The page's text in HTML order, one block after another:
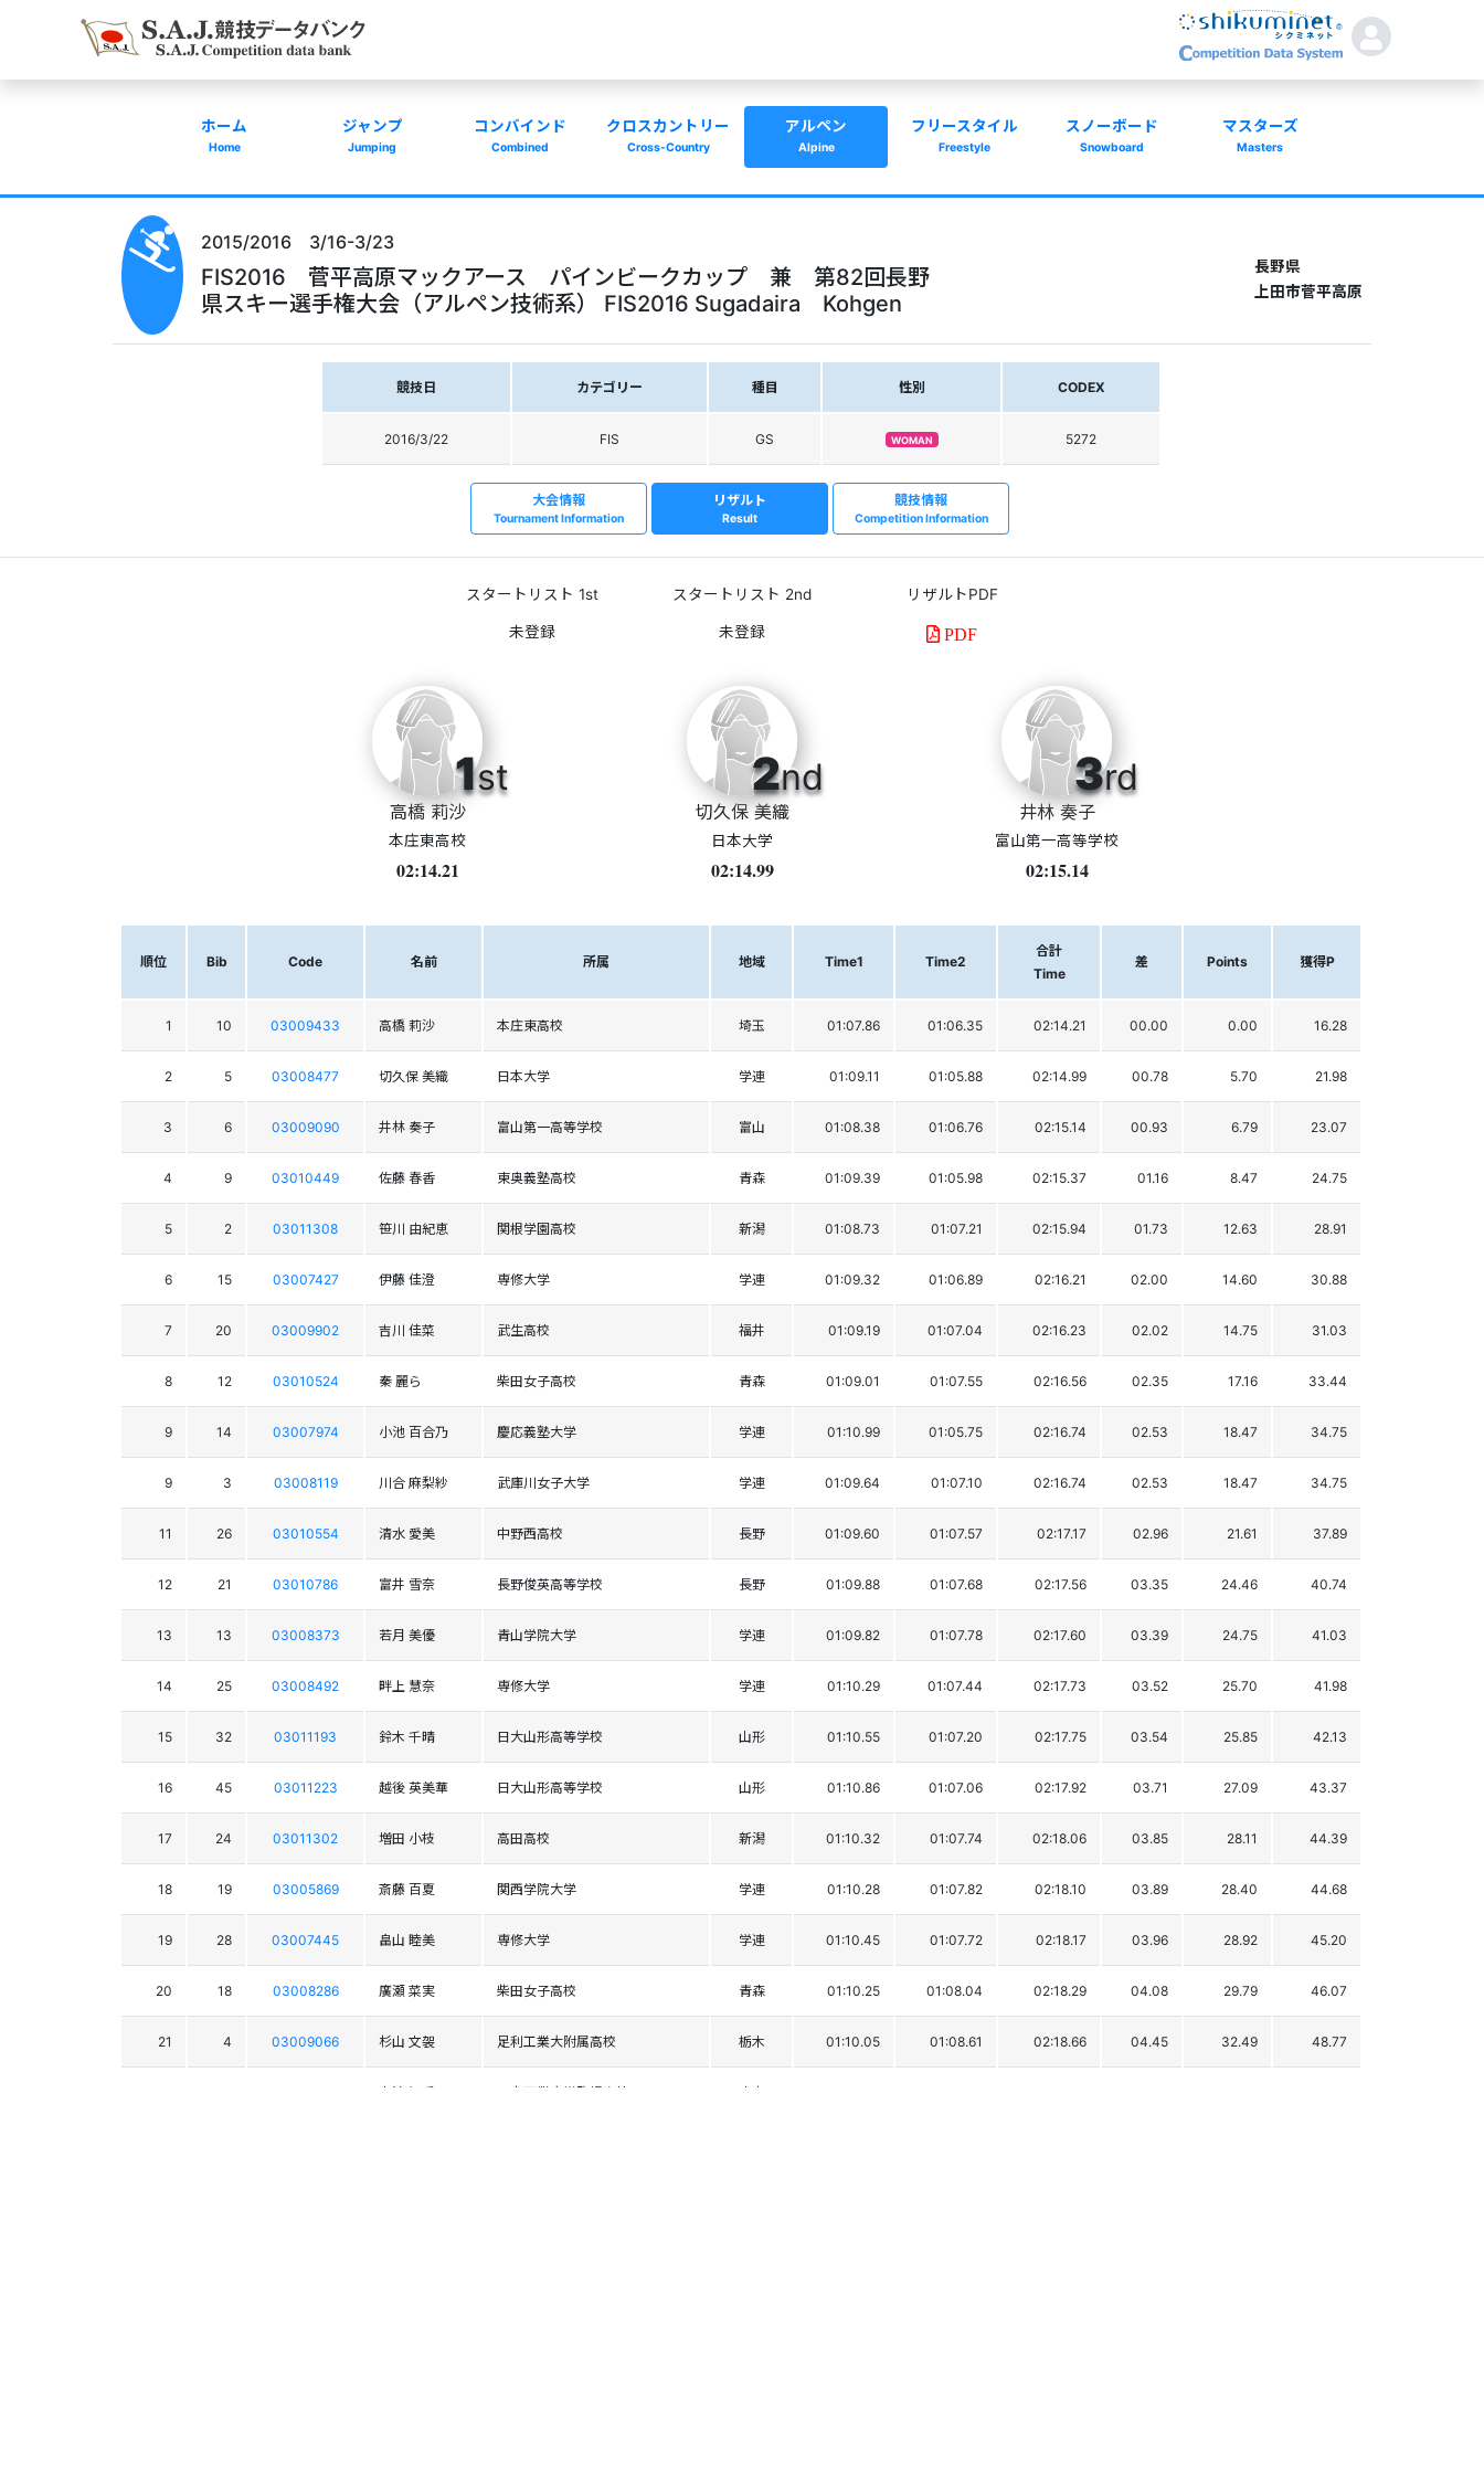
ホーム
Home
ジャンプ
Jumping
コンバインド
Combined
クロスカントリー
Cross-Country
アルペン
Alpine
フリースタイル
Freestyle
スノーボード
Snowboard
マスターズ
Masters
2015/2016 3/16-3/23
FIS2016 菅平高原マックアース パインビークカップ 兼 第82回長野
県スキー選手権大会（アルペン技術系） FIS2016 Sugadaira Kohgen
長野県
上田市菅平高原
競技日 カテゴリー 種目 性別 CODEX
2016/3/22 FIS GS WOMAN 5272
大会情報
Tournament Information
リザルト
Result
競技情報
Competition Information
スタートリスト 1st スタートリスト 2nd リザルトPDF
PDF
1st
高橋 莉沙
本庄東高校
02:14.21
2nd
切久保 美織
日本大学
02:14.99
3rd
井林 奏子
富山第一高等学校
02:15.14
順位 Bib Code 名前 所属 地域 Time1 Time2
合計
Time
差 Points 獲得P
1 10 03009433 高橋 莉沙 本庄東高校 埼玉 01:07.86 01:06.35 02:14.21 00.00 0.00 16.28
2 5 03008477 切久保 美織 日本大学 学連 01:09.11 01:05.88 02:14.99 00.78 5.70 21.98
3 6 03009090 井林 奏子 富山第一高等学校 富山 01:08.38 01:06.76 02:15.14 00.93 6.79 23.07
4 9 03010449 佐藤 春香 東奥義塾高校 青森 01:09.39 01:05.98 02:15.37 01.16 8.47 24.75
5 2 03011308 笹川 由紀恵 関根学園高校 新潟 01:08.73 01:07.21 02:15.94 01.73 12.63 28.91
6 15 03007427 伊藤 佳澄 専修大学 学連 01:09.32 01:06.89 02:16.21 02.00 14.60 30.88
7 20 03009902 吉川 佳菜 武生高校 福井 01:09.19 01:07.04 02:16.23 02.02 14.75 31.03
8 12 03010524 秦 麗ら 柴田女子高校 青森 01:09.01 01:07.55 02:16.56 02.35 17.16 33.44
9 14 03007974 小池 百合乃 慶応義塾大学 学連 01:10.99 01:05.75 02:16.74 02.53 18.47 34.75
9 3 03008119 川合 麻梨紗 武庫川女子大学 学連 01:09.64 01:07.10 02:16.74 02.53 18.47 34.75
11 26 03010554 清水 愛美 中野西高校 長野 01:09.60 01:07.57 02:17.17 02.96 21.61 37.89
12 21 03010786 富井 雪奈 長野俊英高等学校 長野 01:09.88 01:07.68 02:17.56 03.35 24.46 40.74
13 13 03008373 若月 美優 青山学院大学 学連 01:09.82 01:07.78 02:17.60 03.39 24.75 41.03
14 25 03008492 畔上 慧奈 専修大学 学連 01:10.29 01:07.44 02:17.73 03.52 25.70 41.98
15 32 03011193 鈴木 千晴 日大山形高等学校 山形 01:10.55 01:07.20 02:17.75 03.54 25.85 42.13
16 45 03011223 越後 英美華 日大山形高等学校 山形 01:10.86 01:07.06 02:17.92 03.71 27.09 43.37
17 24 03011302 増田 小枝 高田高校 新潟 01:10.32 01:07.74 02:18.06 03.85 28.11 44.39
18 19 03005869 斎藤 百夏 関西学院大学 学連 01:10.28 01:07.82 02:18.10 03.89 28.40 44.68
19 28 03007445 畠山 睦美 専修大学 学連 01:10.45 01:07.72 02:18.17 03.96 28.92 45.20
20 18 03008286 廣瀬 菜実 柴田女子高校 青森 01:10.25 01:08.04 02:18.29 04.08 29.79 46.07
21 4 03009066 杉山 文袈 足利工業大附属高校 栃木 01:10.05 01:08.61 02:18.66 04.45 32.49 48.77
中渡 智香 日本工業大学駒場高校 東京